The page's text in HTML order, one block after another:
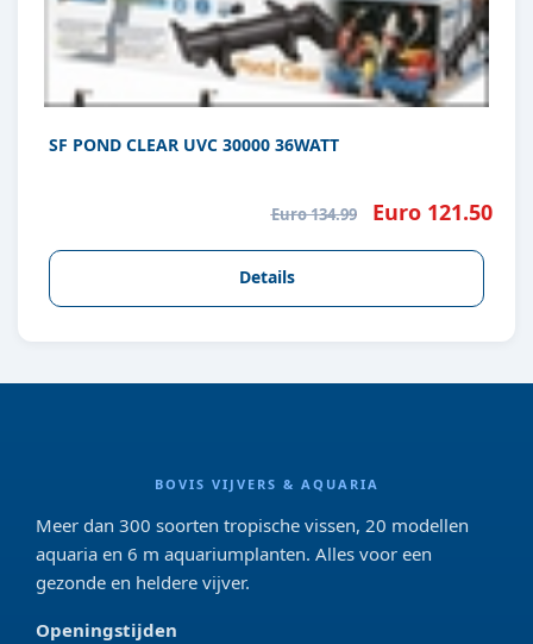
SF POND CLEAR UVC 30000 36WATT
Euro 134.99 Euro 121.50
Details
BOVIS VIJVERS & AQUARIA
Meer dan 300 soorten tropische vissen, 20 modellen
aquaria en 6 m aquariumplanten. Alles voor een
gezonde en heldere vijver.
Openingstijden